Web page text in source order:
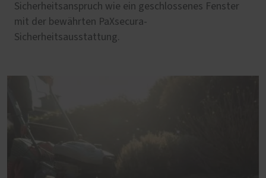
Sicherheitsanspruch wie ein geschlossenes Fenster
mit der bewährten PaXsecura-
Sicherheitsausstattung.